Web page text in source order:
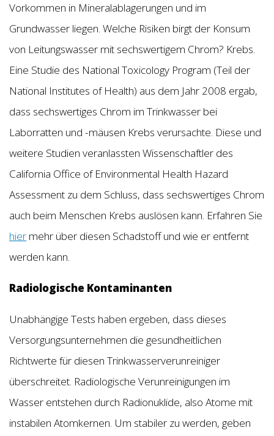
Vorkommen in Mineralablagerungen und im
Grundwasser liegen. Welche Risiken birgt der Konsum
von Leitungswasser mit sechswertigem Chrom? Krebs.
Eine Studie des National Toxicology Program (Teil der
National Institutes of Health) aus dem Jahr 2008 ergab,
dass sechswertiges Chrom im Trinkwasser bei
Laborratten und -mäusen Krebs verursachte. Diese und
weitere Studien veranlassten Wissenschaftler des
California Office of Environmental Health Hazard
Assessment zu dem Schluss, dass sechswertiges Chrom
auch beim Menschen Krebs auslösen kann. Erfahren Sie
hier mehr über diesen Schadstoff und wie er entfernt
werden kann.
Radiologische Kontaminanten
Unabhängige Tests haben ergeben, dass dieses
Versorgungsunternehmen die gesundheitlichen
Richtwerte für diesen Trinkwasserverunreiniger
überschreitet. Radiologische Verunreinigungen im
Wasser entstehen durch Radionuklide, also Atome mit
instabilen Atomkernen. Um stabiler zu werden, geben